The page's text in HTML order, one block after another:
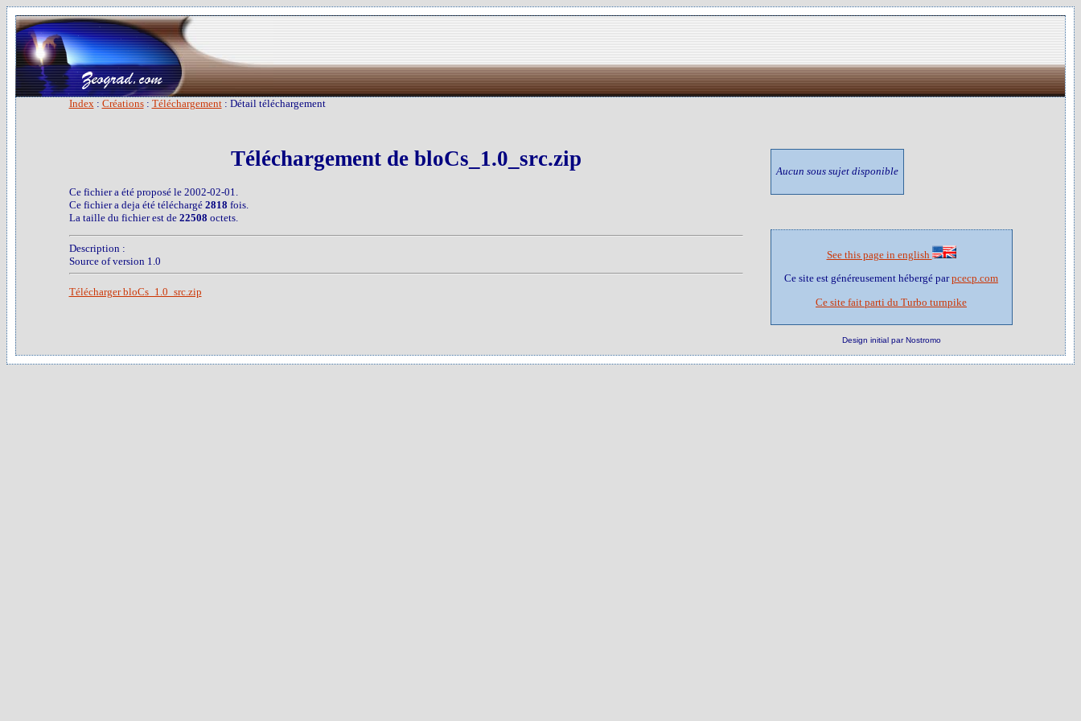
Index: Créations: Téléchargement: Détail téléchargement
Téléchargement de bloCs_1.0_src.zip
Ce fichier a été proposé le 2002-02-01.
Ce fichier a deja été téléchargé 2818 fois.
La taille du fichier est de 22508 octets.
Description :
Source of version 1.0
Télécharger bloCs_1.0_src.zip
Aucun sous sujet disponible
See this page in english
Ce site est généreusement hébergé parpcecp.com
Ce site fait parti du Turbo turnpike
Design initial par Nostromo